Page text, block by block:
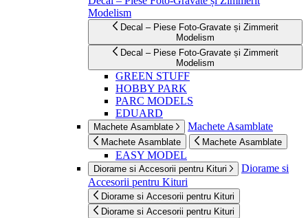
Modelism
Decal – Piese Foto-Gravate și Zimmerit
Modelism
Decal – Piese Foto-Gravate și Zimmerit
Modelism
GREEN STUFF
HOBBY PARK
PARC MODELS
EDUARD
Machete Asamblate Machete Asamblate
Machete Asamblate Machete Asamblate
EASY MODEL
Diorame si Accesorii pentru Kituri
Diorame si
Accesorii pentru Kituri
Diorame si Accesorii pentru Kituri
Diorame si Accesorii pentru Kituri